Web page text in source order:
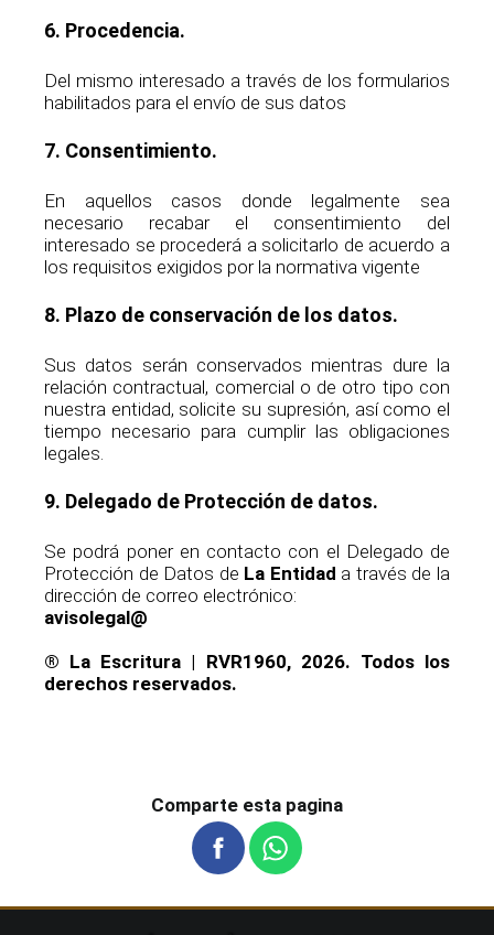
6. Procedencia.
Del mismo interesado a través de los formularios
habilitados para el envío de sus datos
7. Consentimiento.
En aquellos casos donde legalmente sea
necesario recabar el consentimiento del
interesado se procederá a solicitarlo de acuerdo a
los requisitos exigidos por la normativa vigente
8. Plazo de conservación de los datos.
Sus datos serán conservados mientras dure la
relación contractual, comercial o de otro tipo con
nuestra entidad, solicite su supresión, así como el
tiempo necesario para cumplir las obligaciones
legales.
9. Delegado de Protección de datos.
Se podrá poner en contacto con el Delegado de
Protección de Datos de La Entidad a través de la
dirección de correo electrónico:
avisolegal@
® La Escritura | RVR1960, 2026. Todos los
derechos reservados.
Comparte esta pagina